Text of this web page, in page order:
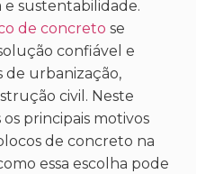
sustentabilidade.
de concreto se
confiável e
de urbanização,
civil. Neste
principais motivos
de concreto na
essa escolha pode